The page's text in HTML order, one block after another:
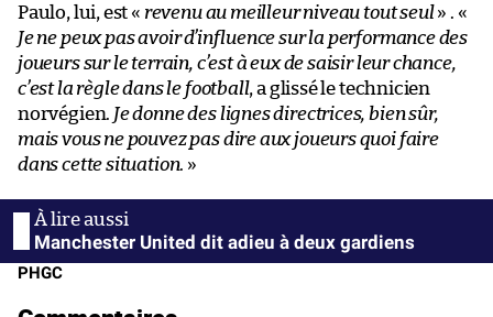
Paulo, lui, est « revenu au meilleur niveau tout seul» . «
Je ne peux pas avoir d’influence sur la performance des
joueurs sur le terrain, c’est à eux de saisir leur chance,
c’est la règle dans le football, a glissé le technicien
norvégien. Je donne des lignes directrices, bien sûr,
mais vous ne pouvez pas dire aux joueurs quoi faire
dans cette situation. »
Manchester United dit adieu à deux gardiens
PHGC